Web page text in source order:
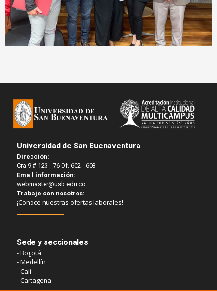
Universidad de San Buenaventura
Dirección:
Cra 9 # 123 - 76 Of. 602 - 603
Email información:
webmaster@usb.edu.co
Trabaje con nosotros:
¡Conoce nuestras ofertas laborales!
Sede y seccionales
- Bogotá
- Medellín
- Cali
- Cartagena